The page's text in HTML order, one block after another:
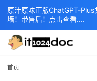
首页
原汁原味正版ChatGPT-
墙！带售后！点击查看....